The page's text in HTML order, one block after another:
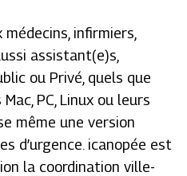
infirmiers,
assistant(e)s,
ou Privé, quels que
PC, Linux ou leurs
même une version
d’urgence. icanopée est
la coordination ville-